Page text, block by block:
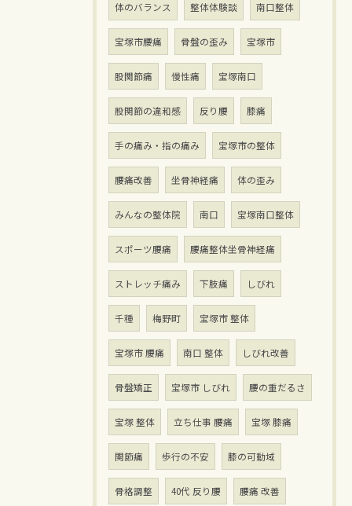
体のバランス 整体体験談 南口整体
宝塚市腰痛 骨盤の歪み 宝塚市
股関節痛 慢性痛 宝塚南口
股関節の違和感 反り腰 膝痛
手の痛み・指の痛み 宝塚市の整体
腰痛改善 坐骨神経痛 体の歪み
みんなの整体院 南口 宝塚南口整体
スポーツ腰痛 腰痛整体坐骨神経痛
ストレッチ痛み 下肢痛 しびれ
千種 梅野町 宝塚市 整体
宝塚市 腰痛 南口 整体 しびれ改善
骨盤矯正 宝塚市 しびれ 腰の重だるさ
宝塚 整体 立ち仕事 腰痛 宝塚 膝痛
関節痛 歩行の不安 膝の可動域
骨格調整 40代 反り腰 腰痛 改善